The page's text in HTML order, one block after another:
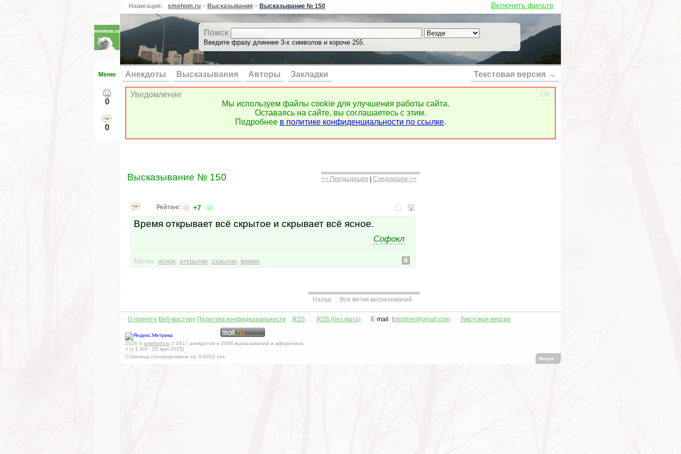
Меню
0
0
Включить фильтр
Навигация: smehom.ru > Высказывания > Высказывание № 150
Поиск
Введите фразу длиннее 3-х символов и короче 255.
Анекдоты Высказывания Авторы Закладки Текстовая версия →
Ок
Уведомление
Мы используем файлы cookie для улучшения работы сайта.
Оставаясь на сайте, вы соглашаетесь с этим.
Подробнее в политике конфиденциальности по ссылке.
<< Предыдущее Следующее >>
Высказывание № 150
Рейтинг: +7
Время открывает всё скрытое и скрывает всё ясное.
Софокл
Метки: ясное открытие скрытие время
Назад Все метки высказываний
О проекте Веб-мастеру Политика конфидециальности RSS RSS (без мата) E-mail : foriniline@gmail.com Текстовая версия
2026 © smehom.ru // 4817 анекдотов и 2088 высказываний и афоризмов.
// [v:1.4/rf : 25 мая 2025]
Страница сгенерирована за: 0.0302 сек. Вверх ↑